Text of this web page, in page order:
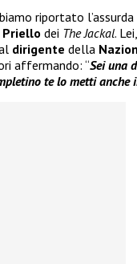
riportato
Priello dei The Jackal.
dirigente della
affermando: “Sei una
te lo metti anche